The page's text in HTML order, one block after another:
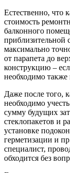
Естественно, что
стоимость
балконного
приблизительной
максимально
от парапета до
конструкцию –
необходимо также
Даже после того,
необходимо
сумму будущих
стеклопакетов и
установке
герметизации и
специалист,
обходится без